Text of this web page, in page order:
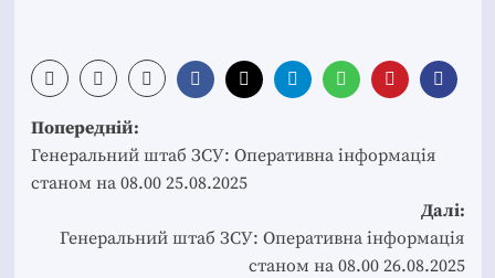
Post
navigation
Попередній:
Генеральний штаб ЗСУ: Оперативна інформація
станом на 08.00 25.08.2025
Далі:
Генеральний штаб ЗСУ: Оперативна інформація
станом на 08.00 26.08.2025